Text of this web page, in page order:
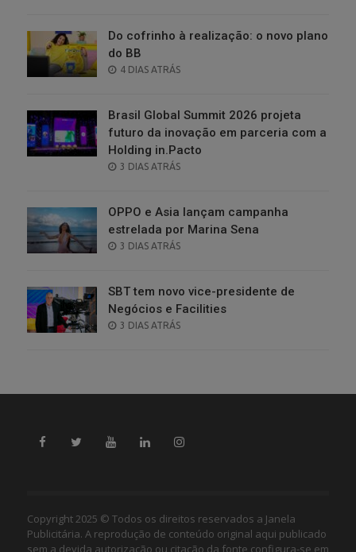
Do cofrinho à realização: o novo plano
do BB
POSTED
4 DIAS ATRÁS
Brasil Global Summit 2026 projeta
futuro da inovação em parceria com a
Holding in.Pacto
POSTED
3 DIAS ATRÁS
OPPO e Asia lançam campanha
estrelada por Marina Sena
POSTED
3 DIAS ATRÁS
SBT tem novo vice-presidente de
Negócios e Facilities
POSTED
3 DIAS ATRÁS
Copyright 2025 © Todos os direitos reservados a Janela
Publicitária. A reprodução de conteúdo original aqui publicado
sem a devida autorização ou citação da fonte configura-se em